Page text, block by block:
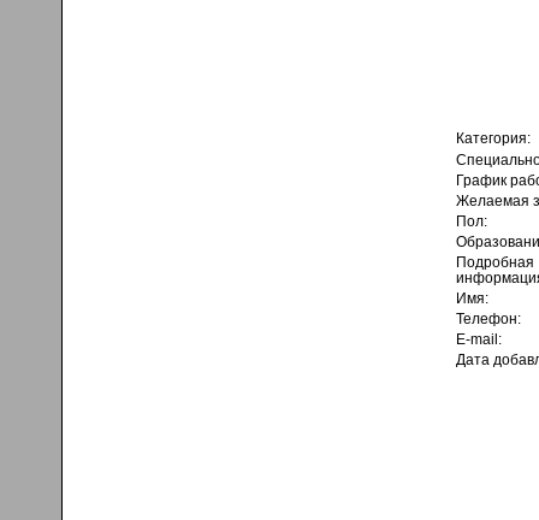
Категория:
График
Желаемая
Пол:
Подробная
Имя:
Телефон:
E-mail:
Дата